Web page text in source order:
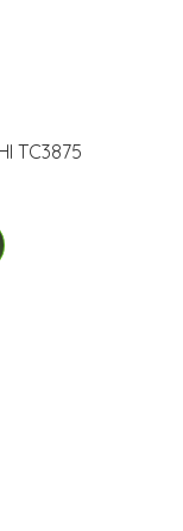
TC3875